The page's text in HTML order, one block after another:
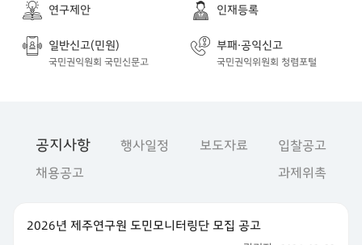
연구제안 인재등록
일반신고(민원)
국민권익원회 국민신문고
부패·공익신고
국민권익위원회 청렴포털
공지사항 행사일정 보도자료
입찰공고
채용공고
과제위촉
2026년 제주연구원 도민모니터링단 모집 공고